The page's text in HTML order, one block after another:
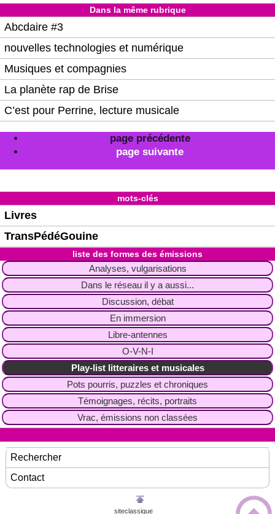
Dans la même rubrique
Abcdaire #3
nouvelles technologies et numérique
Musiques et compagnies
La planète rap de Brise
C’est pour Perrine, lecture musicale
page précédente
page suivante
mots-clés
Livres
TransPédéGouine
liste des formes des émissions
Analyses, vulgarisations
Dans le réseau il y a aussi...
Discussion, débat
En immersion
Libre-antennes
O-V-N-I
Play-list litteraires et musicales
Pots pourris, puzzles et chroniques
Témoignages, récits, portraits
Vrac, émissions non classées
Rechercher
Contact
siteclassique